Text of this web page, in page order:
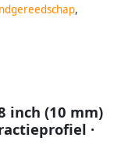
,
inch (10 mm)
·